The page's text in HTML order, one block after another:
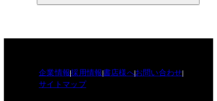
企業情報採用情報書店様へお問い合わせ
サイトマップ